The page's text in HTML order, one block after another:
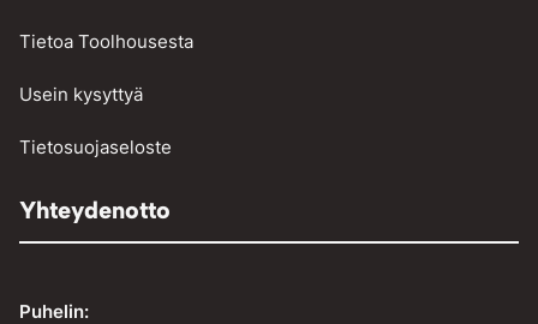
Tietoa Toolhousesta
Usein kysyttyä
Tietosuojaseloste
Yhteydenotto
Puhelin: